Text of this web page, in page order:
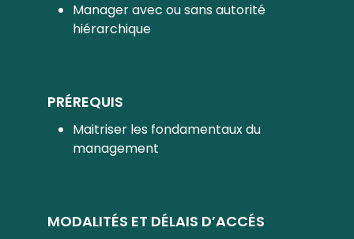
Manager avec ou sans autorité
hiérarchique
PRÉREQUIS
Maitriser les fondamentaux du
management
MODALITÉS ET DÉLAIS D’ACCÉS